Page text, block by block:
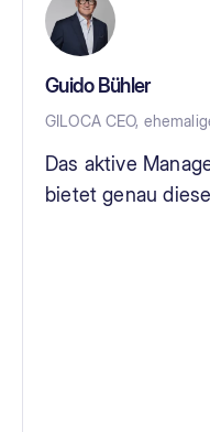
Guido Bühler
GILOCA CEO,
Das aktive
bietet genau